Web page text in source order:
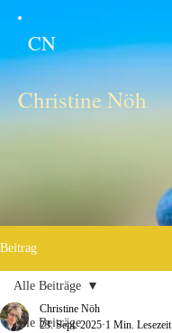
CN
Christine Nöh
Beitrag
Alle Beiträge
Alle Beiträge
Christine Nöh
23. Sept. 2025 1 Min. Lesezeit